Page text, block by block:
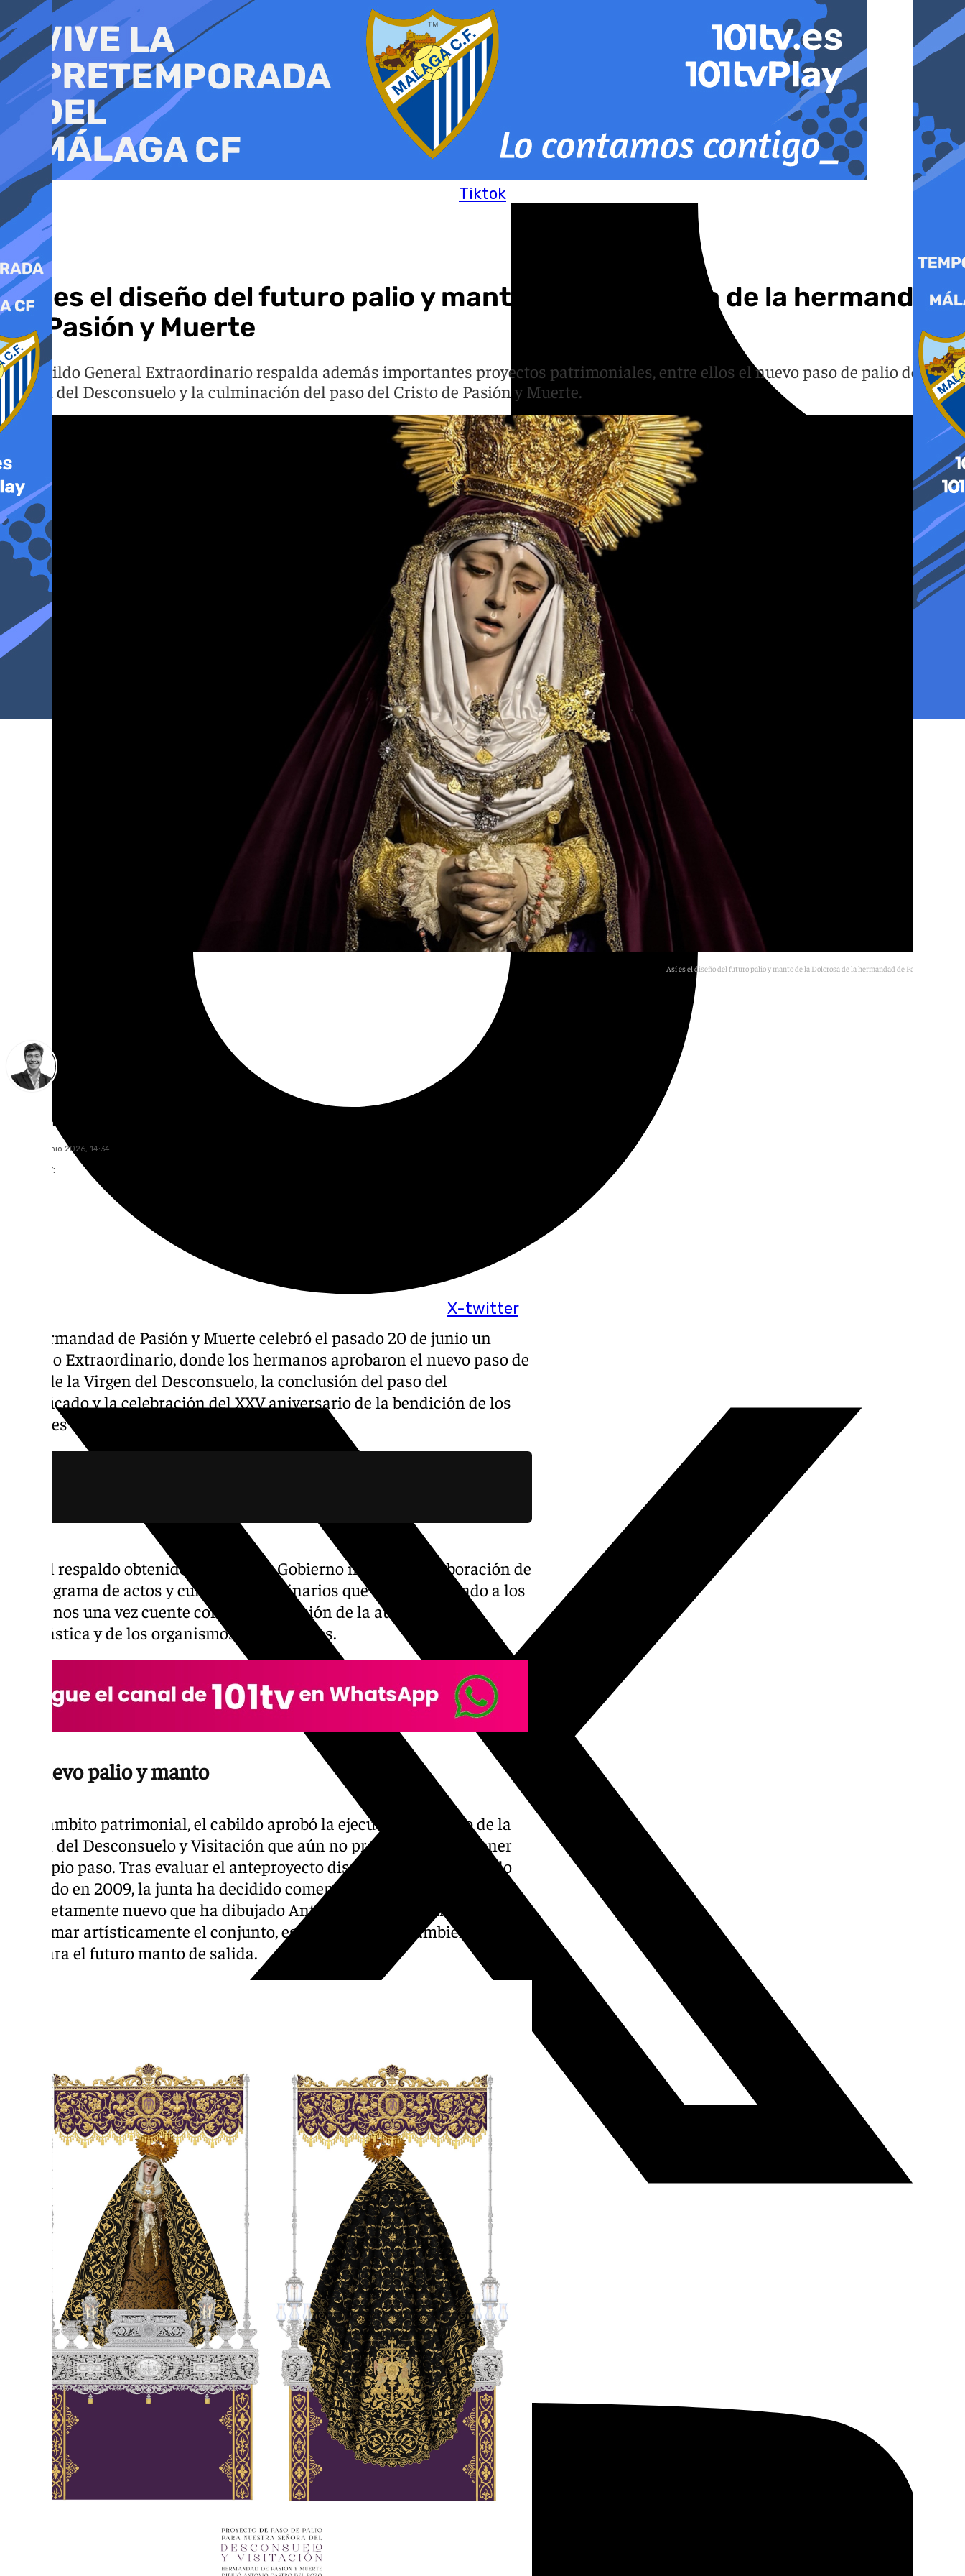
al
contenido
Tiktok
X-twitter
Youtube
Así es el diseño del futuro palio y manto de la Dolorosa de la hermandad
de Pasión y Muerte
El Cabildo General Extraordinario respalda además importantes proyectos patrimoniales, entre ellos el nuevo paso de palio de la
Virgen del Desconsuelo y la culminación del paso del Cristo de Pasión y Muerte.
Así es el diseño del futuro palio y manto de la Dolorosa de la hermandad de Pasión y Muerte
Curro Bono
lunes, 22 junio 2026, 14:34
Compartir:
La Hermandad de Pasión y Muerte celebró el pasado 20 de junio un
Cabildo Extraordinario, donde los hermanos aprobaron el nuevo paso de
palio de la Virgen del Desconsuelo, la conclusión del paso del
Crucificado y la celebración del XXV aniversario de la bendición de los
titulares que tendrá lugar en 2027.
Tras el respaldo obtenido, la Junta de Gobierno iniciará la elaboración de
un programa de actos y cultos extraordinarios que será presentado a los
hermanos una vez cuente con la autorización de la autoridad
eclesiástica y de los organismos competentes.
El nuevo palio y manto
En el ámbito patrimonial, el cabildo aprobó la ejecución del palio de la
Virgen del Desconsuelo y Visitación que aún no procesiona al no tener
su propio paso. Tras evaluar el anteproyecto diseñado por Pedro Pablo
Gallardo en 2009, la junta ha decidido comenzar un diseño
completamente nuevo que ha dibujado Antonio Castro. Además, para
uniformar artísticamente el conjunto, este joven artista también
diseñara el futuro manto de salida.